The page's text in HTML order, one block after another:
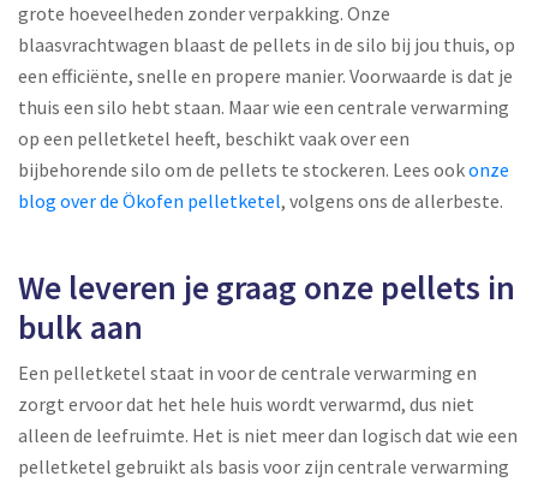
grote hoeveelheden zonder verpakking. Onze
blaasvrachtwagen blaast de pellets in de silo bij jou thuis, op
een efficiënte, snelle en propere manier. Voorwaarde is dat je
thuis een silo hebt staan. Maar wie een centrale verwarming
op een pelletketel heeft, beschikt vaak over een
bijbehorende silo om de pellets te stockeren. Lees ookonze
blog over de Ökofen pelletketel, volgens ons de allerbeste.
We leveren je graag onze pellets in
bulk aan
Een pelletketel staat in voor de centrale verwarming en
zorgt ervoor dat het hele huis wordt verwarmd, dus niet
alleen de leefruimte. Het is niet meer dan logisch dat wie een
pelletketel gebruikt als basis voor zijn centrale verwarming